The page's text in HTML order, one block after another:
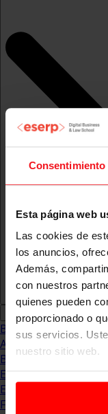
Consentimiento
Esta página web
Las cookies de
los anuncios,
Además,
con nuestros
quienes pueden
proporcionado o
sus servicios.
nuestro sitio web.
Blog
Abogacia
Business
Empleo &
Empresas
Finanzas